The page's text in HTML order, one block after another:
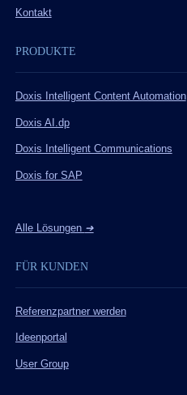
Kontakt
PRODUKTE
Doxis Intelligent Content Automation
Doxis AI.dp
Doxis Intelligent Communications
Doxis for SAP
Alle Lösungen ➔
FÜR KUNDEN
Referenzpartner werden
Ideenportal
User Group